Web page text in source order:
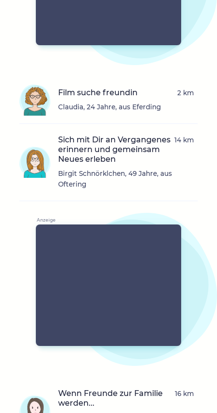
Film suche freundin
Claudia, 24 Jahre, aus Eferding
2 km
Sich mit Dir an Vergangenes
erinnern und gemeinsam
Neues erleben
Birgit Schnörklchen, 49 Jahre, aus
Oftering
14 km
Wenn Freunde zur Familie
werden...
16 km